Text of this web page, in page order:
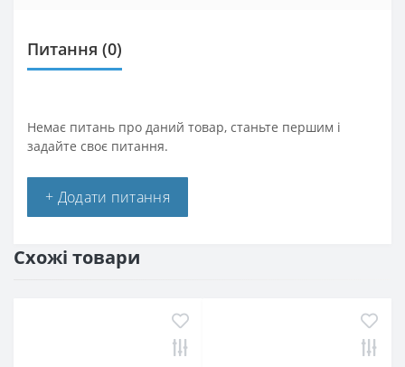
Питання (0)
Немає питань про даний товар, станьте першим і
задайте своє питання.
+ Додати питання
Схожі товари